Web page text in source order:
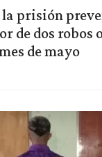
prisión
de dos robos
de mayo